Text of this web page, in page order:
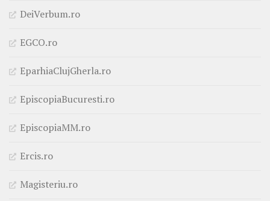
DeiVerbum.ro
EGCO.ro
EparhiaClujGherla.ro
EpiscopiaBucuresti.ro
EpiscopiaMM.ro
Ercis.ro
Magisteriu.ro